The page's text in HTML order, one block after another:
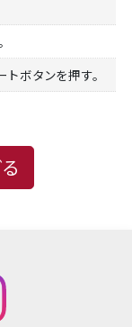
ボタンを押す。